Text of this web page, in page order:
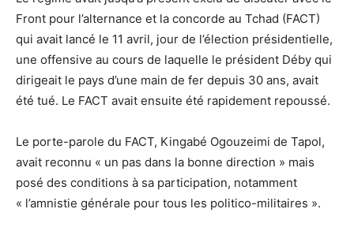
Front pour l’alternance et la concorde au Tchad (FACT)
qui avait lancé le 11 avril, jour de l’élection présidentielle,
une offensive au cours de laquelle le président Déby qui
dirigeait le pays d’une main de fer depuis 30 ans, avait
été tué. Le FACT avait ensuite été rapidement repoussé.
Le porte-parole du FACT, Kingabé Ogouzeimi de Tapol,
avait reconnu « un pas dans la bonne direction » mais
posé des conditions à sa participation, notamment
« l’amnistie générale pour tous les politico-militaires ».